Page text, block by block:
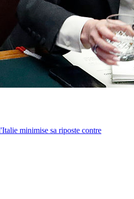
minimise sa riposte contre